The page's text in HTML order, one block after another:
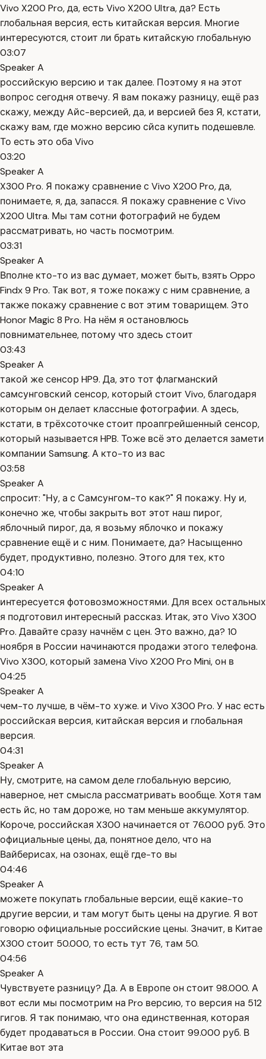
Vivo X200 Pro, да, есть Vivo X200 Ultra, да? Есть
глобальная версия, есть китайская версия. Многие
интересуются, стоит ли брать китайскую глобальную
03:07
Speaker A
российскую версию и так далее. Поэтому я на этот
вопрос сегодня отвечу. Я вам покажу разницу, ещё раз
скажу, между Aйс-версией, да, и версией без Я, кстати,
скажу вам, где можно версию сйса купить подешевле.
То есть это оба Vivo
03:20
Speaker A
X300 Pro. Я покажу сравнение с Vivo X200 Pro, да,
понимаете, я, да, запасся. Я покажу сравнение с Vivo
X200 Ultra. Мы там сотни фотографий не будем
рассматривать, но часть посмотрим.
03:31
Speaker A
Вполне кто-то из вас думает, может быть, взять Oppo
Findx 9 Pro. Так вот, я тоже покажу с ним сравнение, а
также покажу сравнение с вот этим товарищем. Это
Honor Magic 8 Pro. На нём я остановлюсь
повнимательнее, потому что здесь стоит
03:43
Speaker A
такой же сенсор HP9. Да, это тот флагманский
самсунговский сенсор, который стоит Vivo, благодаря
которым он делает классные фотографии. А здесь,
кстати, в трёхсоточке стоит проапгрейшенный сенсор,
который называется HPB. Тоже всё это делается замети
компании Samsung. А кто-то из вас
03:58
Speaker A
спросит: "Ну, а с Самсунгом-то как?" Я покажу. Ну и,
конечно же, чтобы закрыть вот этот наш пирог,
яблочный пирог, да, я возьму яблочко и покажу
сравнение ещё и с ним. Понимаете, да? Насыщенно
будет, продуктивно, полезно. Этого для тех, кто
04:10
Speaker A
интересуется фотовозможностями. Для всех остальных
я подготовил интересный рассказ. Итак, это Vivo X300
Pro. Давайте сразу начнём с цен. Это важно, да? 10
ноября в России начинаются продажи этого телефона.
Vivo X300, который замена Vivo X200 Pro Mini, он в
04:25
Speaker A
чем-то лучше, в чём-то хуже. и Vivo X300 Pro. У нас есть
российская версия, китайская версия и глобальная
версия.
04:31
Speaker A
Ну, смотрите, на самом деле глобальную версию,
наверное, нет смысла рассматривать вообще. Хотя там
есть йс, но там дороже, но там меньше аккумулятор.
Короче, российская X300 начинается от 76.000 руб. Это
официальные цены, да, понятное дело, что на
Вайберисах, на озонах, ещё где-то вы
04:46
Speaker A
можете покупать глобальные версии, ещё какие-то
другие версии, и там могут быть цены на другие. Я вот
говорю официальные российские цены. Значит, в Китае
X300 стоит 50.000, то есть тут 76, там 50.
04:56
Speaker A
Чувствуете разницу? Да. А в Европе он стоит 98.000. А
вот если мы посмотрим на Pro версию, то версия на 512
гигов. Я так понимаю, что она единственная, которая
будет продаваться в России. Она стоит 99.000 руб. В
Китае вот эта